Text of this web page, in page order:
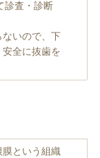
診査・診断
ないので、下
全に抜歯を
膜という組織